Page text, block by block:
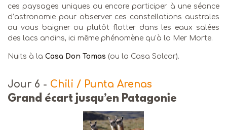
ces paysages uniques ou encore participer à une séance
d’astronomie pour observer ces constellations australes
ou vous baigner ou plutôt flotter dans les eaux salées
des lacs andins, ici même phénomène qu’à la Mer Morte.
Nuits à la Casa Don Tomas (ou la Casa Solcor).
Jour 6 - Chili / Punta Arenas
Grand écart jusqu’en Patagonie